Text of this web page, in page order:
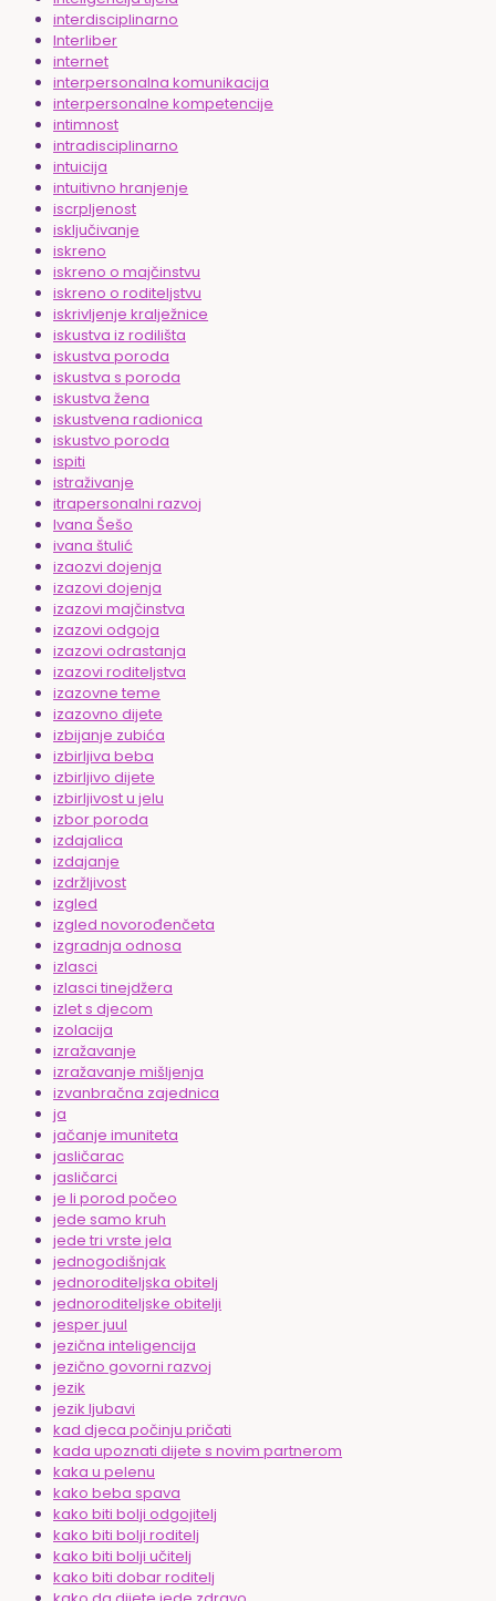
interdisciplinarno
Interliber
internet
interpersonalna komunikacija
interpersonalne kompetencije
intimnost
intradisciplinarno
intuicija
intuitivno hranjenje
iscrpljenost
isključivanje
iskreno
iskreno o majčinstvu
iskreno o roditeljstvu
iskrivljenje kralježnice
iskustva iz rodilišta
iskustva poroda
iskustva s poroda
iskustva žena
iskustvena radionica
iskustvo poroda
ispiti
istraživanje
itrapersonalni razvoj
Ivana Šešo
ivana štulić
izaozvi dojenja
izazovi dojenja
izazovi majčinstva
izazovi odgoja
izazovi odrastanja
izazovi roditeljstva
izazovne teme
izazovno dijete
izbijanje zubića
izbirljiva beba
izbirljivo dijete
izbirljivost u jelu
izbor poroda
izdajalica
izdajanje
izdržljivost
izgled
izgled novorođenčeta
izgradnja odnosa
izlasci
izlasci tinejdžera
izlet s djecom
izolacija
izražavanje
izražavanje mišljenja
izvanbračna zajednica
ja
jačanje imuniteta
jasličarac
jasličarci
je li porod počeo
jede samo kruh
jede tri vrste jela
jednogodišnjak
jednoroditeljska obitelj
jednoroditeljske obitelji
jesper juul
jezična inteligencija
jezično govorni razvoj
jezik
jezik ljubavi
kad djeca počinju pričati
kada upoznati dijete s novim partnerom
kaka u pelenu
kako beba spava
kako biti bolji odgojitelj
kako biti bolji roditelj
kako biti bolji učitelj
kako biti dobar roditelj